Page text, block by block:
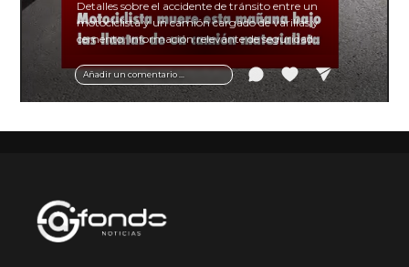
Añadir un comentario ...
Detalles sobre el accidente de tránsito entre un
motociclista y un camión cargado de varillas y
cemento. Información relevante de seguridad
vial y recomendaciones para motociclistas.